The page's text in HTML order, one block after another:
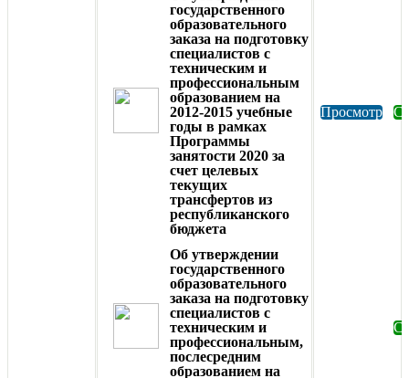
государственного
образовательного
заказа на подготовку
специалистов с
техническим и
профессиональным
образованием на
2012-2015 учебные
годы в рамках
Программы
занятости 2020 за
счет целевых
текущих
трансфертов из
республиканского
бюджета
Просмотр
Об утверждении
государственного
образовательного
заказа на подготовку
специалистов с
техническим и
профессиональным,
послесредним
образованием на